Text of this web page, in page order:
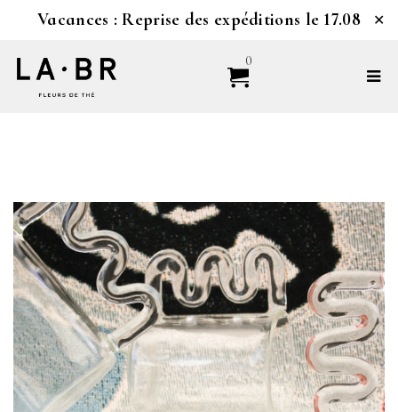
Vacances : Reprise des expéditions le 17.08 ✕
0